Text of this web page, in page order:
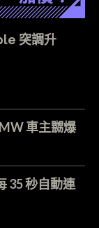
突調升
車主嬲爆
35 秒自動連